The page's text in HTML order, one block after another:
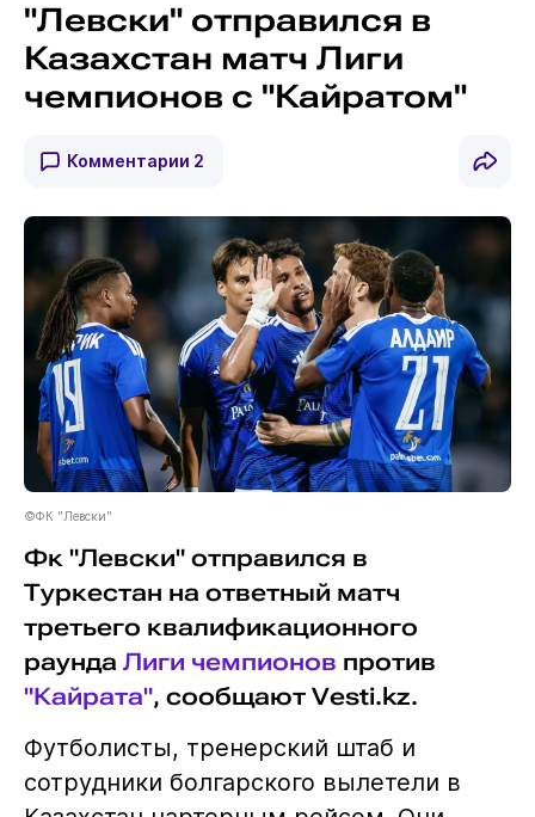
"Левски" отправился в
Казахстан матч Лиги
чемпионов с "Кайратом"
Комментарии 2
©ФК "Левски"
Фк "Левски" отправился в
Туркестан на ответный матч
третьего квалификационного
раунда Лиги чемпионов против
"Кайрата", сообщают Vesti.kz.
Футболисты, тренерский штаб и
сотрудники болгарского вылетели в